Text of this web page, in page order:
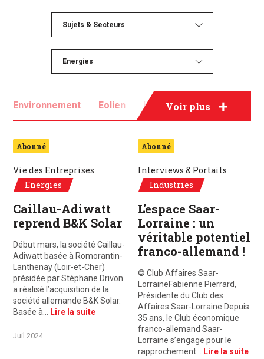
Sujets & Secteurs
Energies
Voir plus
Environnement Eolien Hydrogène
Abonné
Vie des Entreprises
Energies
Caillau-Adiwatt
reprend B&K Solar
Début mars, la société Caillau-
Adiwatt basée à Romorantin-
Lanthenay (Loir-et-Cher)
présidée par Stéphane Drivon
a réalisé l’acquisition de la
société allemande B&K Solar.
Basée à…
Lire la suite
Juil 2024
Abonné
Interviews & Portaits
Industries
L'espace Saar-
Lorraine : un
véritable potentiel
franco-allemand !
© Club Affaires Saar-
LorraineFabienne Pierrard,
Présidente du Club des
Affaires Saar-Lorraine Depuis
35 ans, le Club économique
franco-allemand Saar-
Lorraine s’engage pour le
rapprochement…
Lire la suite